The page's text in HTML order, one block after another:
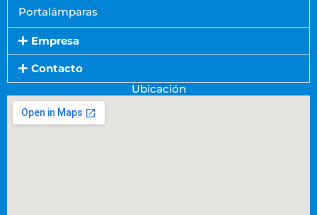
Portalámparas
Empresa
Contacto
Ubicación